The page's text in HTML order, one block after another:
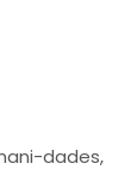
dades,